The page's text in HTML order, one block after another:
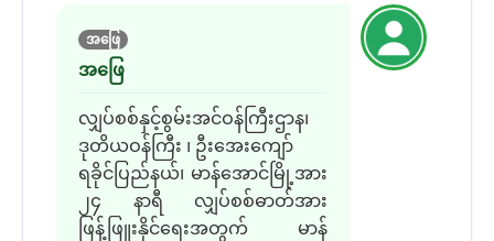
အဖြေ
အဖြေ
လျှပ်စစ်နှင့်စွမ်းအင်ဝန်ကြီးဌာန၊
ဒုတိယဝန်ကြီး ၊ ဦးအေးကျော်
ရခိုင်ပြည်နယ်၊ မာန်အောင်မြို့အား
၂၄ နာရီ လျှပ်စစ်ဓာတ်အား
ဖြန့်ဖြူးနိုင်ရေးအတွက် မာန်